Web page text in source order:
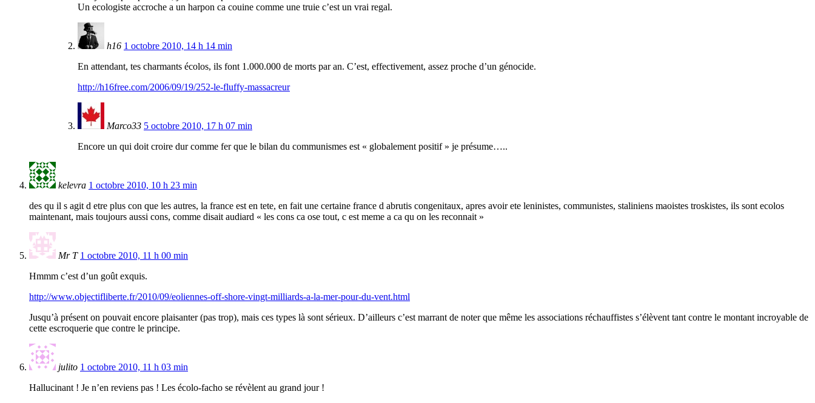
Un ecologiste accroche a un harpon ca couine comme une truie c’est un vrai regal.
h16 1 octobre 2010, 14 h 14 min
En attendant, tes charmants écolos, ils font 1.000.000 de morts par an. C’est, effectivement, assez proche d’un génocide.
http://h16free.com/2006/09/19/252-le-fluffy-massacreur
Marco33 5 octobre 2010, 17 h 07 min
Encore un qui doit croire dur comme fer que le bilan du communismes est « globalement positif » je présume…..
kelevra 1 octobre 2010, 10 h 23 min
des qu il s agit d etre plus con que les autres, la france est en tete, en fait une certaine france d abrutis congenitaux, apres avoir ete leninistes, communistes, staliniens maoistes troskistes, ils sont ecolos
maintenant, mais toujours aussi cons, comme disait audiard « les cons ca ose tout, c est meme a ca qu on les reconnait »
Mr T 1 octobre 2010, 11 h 00 min
Hmmm c’est d’un goût exquis.
http://www.objectifliberte.fr/2010/09/eoliennes-off-shore-vingt-milliards-a-la-mer-pour-du-vent.html
Jusqu’à présent on pouvait encore plaisanter (pas trop), mais ces types là sont sérieux. D’ailleurs c’est marrant de noter que même les associations réchauffistes s’élèvent tant contre le montant incroyable de
cette escroquerie que contre le principe.
julito 1 octobre 2010, 11 h 03 min
Hallucinant ! Je n’en reviens pas ! Les écolo-facho se révèlent au grand jour !